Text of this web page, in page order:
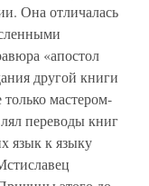
Она отличалась
«апостол
другой книги
мастером-
переводы книг
язык к языку